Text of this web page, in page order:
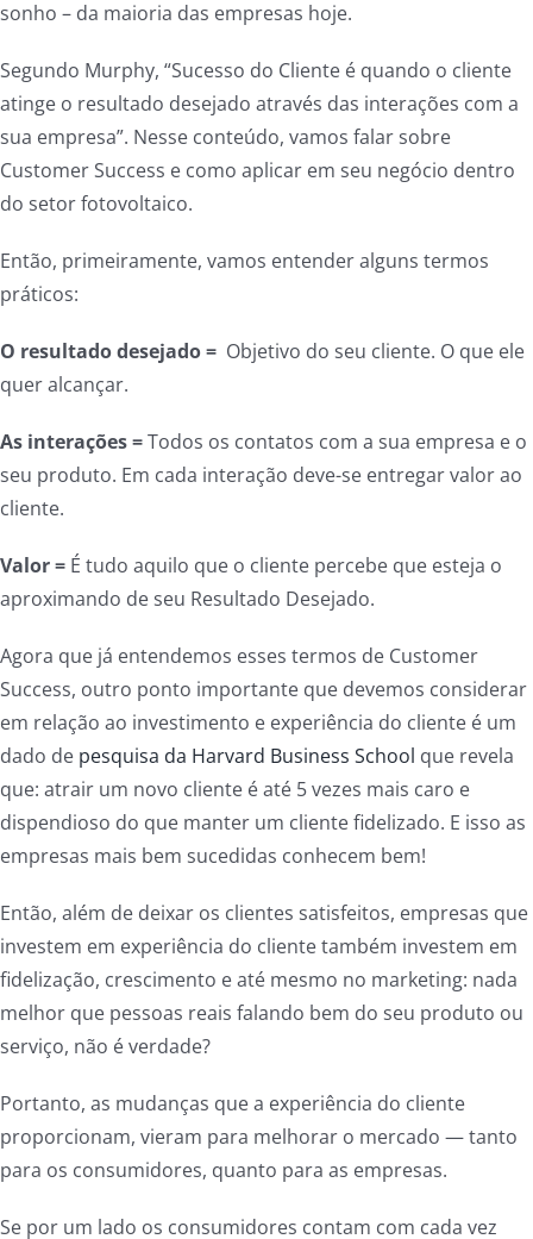
sonho – da maioria das empresas hoje.
Segundo Murphy, “Sucesso do Cliente é quando o cliente
atinge o resultado desejado através das interações com a
sua empresa”. Nesse conteúdo, vamos falar sobre
Customer Success e como aplicar em seu negócio dentro
do setor fotovoltaico.
Então, primeiramente, vamos entender alguns termos
práticos:
O resultado desejado = Objetivo do seu cliente. O que ele
quer alcançar.
As interações =Todos os contatos com a sua empresa e o
seu produto. Em cada interação deve-se entregar valor ao
cliente.
Valor =É tudo aquilo que o cliente percebe que esteja o
aproximando de seu Resultado Desejado.
Agora que já entendemos esses termos de Customer
Success, outro ponto importante que devemos considerar
em relação ao investimento e experiência do cliente é um
dado de pesquisa da Harvard Business School que revela
que: atrair um novo cliente é até 5 vezes mais caro e
dispendioso do que manter um cliente fidelizado. E isso as
empresas mais bem sucedidas conhecem bem!
Então, além de deixar os clientes satisfeitos, empresas que
investem em experiência do cliente também investem em
fidelização, crescimento e até mesmo no marketing: nada
melhor que pessoas reais falando bem do seu produto ou
serviço, não é verdade?
Portanto, as mudanças que a experiência do cliente
proporcionam, vieram para melhorar o mercado — tanto
para os consumidores, quanto para as empresas.
Se por um lado os consumidores contam com cada vez